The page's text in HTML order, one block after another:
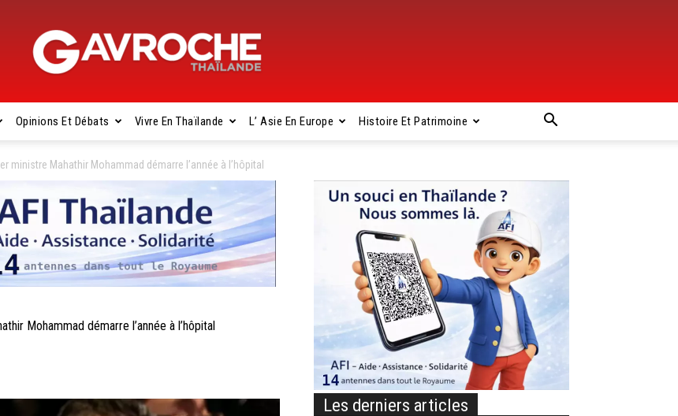
Gavroche
Thaïlande
Opinions Et Débats Vivre En Thaïlande L’ Asie En Europe Histoire Et Patrimoine
ministre Mahathir Mohammad démarre l’année à l’hôpital
Mohammad démarre l’année à l’hôpital
Les derniers articles